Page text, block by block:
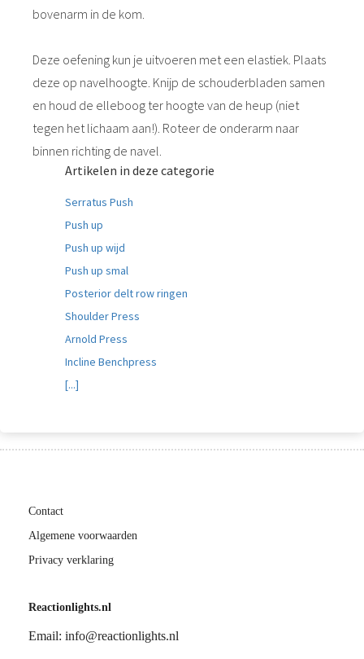
bovenarm in de kom.
Deze oefening kun je uitvoeren met een elastiek. Plaats
deze op navelhoogte. Knijp de schouderbladen samen
en houd de elleboog ter hoogte van de heup (niet
tegen het lichaam aan!). Roteer de onderarm naar
binnen richting de navel.
Artikelen in deze categorie
Serratus Push
Push up
Push up wijd
Push up smal
Posterior delt row ringen
Shoulder Press
Arnold Press
Incline Benchpress
[...]
Contact
Algemene voorwaarden
Privacy verklaring
Reactionlights.nl
Email: info@reactionlights.nl